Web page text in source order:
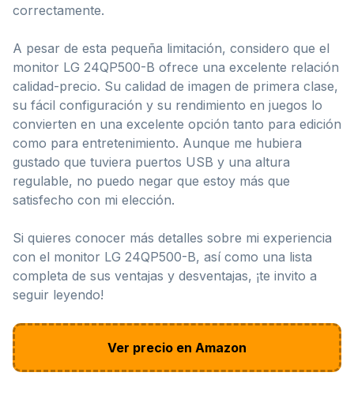
correctamente.
A pesar de esta pequeña limitación, considero que el
monitor LG 24QP500-B ofrece una excelente relación
calidad-precio. Su calidad de imagen de primera clase,
su fácil configuración y su rendimiento en juegos lo
convierten en una excelente opción tanto para edición
como para entretenimiento. Aunque me hubiera
gustado que tuviera puertos USB y una altura
regulable, no puedo negar que estoy más que
satisfecho con mi elección.
Si quieres conocer más detalles sobre mi experiencia
con el monitor LG 24QP500-B, así como una lista
completa de sus ventajas y desventajas, ¡te invito a
seguir leyendo!
Ver precio en Amazon